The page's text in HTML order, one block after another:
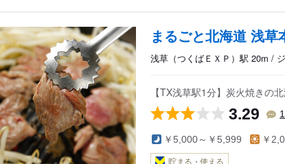
まるごと北海道 浅草
浅草（つくばＥＸＰ）駅 20m /
【TX浅草駅1分】炭火焼きの
3.29
￥5,000～￥5,999 ￥
貯まる・使える